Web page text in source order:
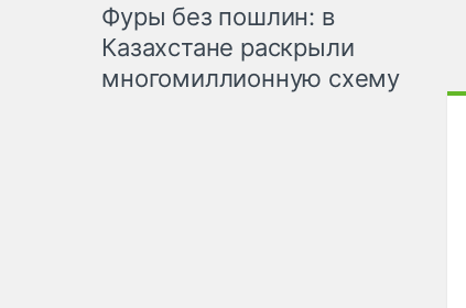
Фуры без пошлин: в
Казахстане раскрыли
многомиллионную схему